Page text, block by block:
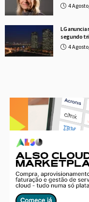
4
LG
segundo
4